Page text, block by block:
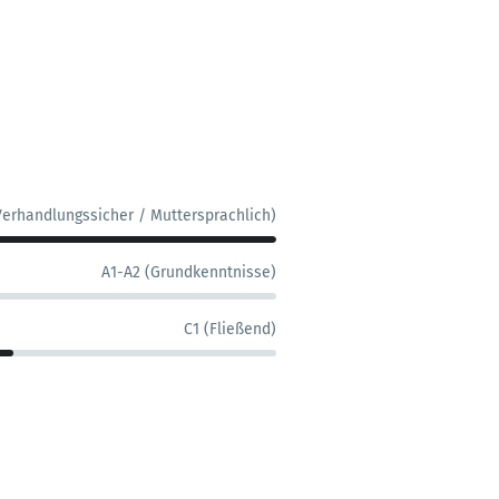
/ Muttersprachlich)
A1-A2 (Grundkenntnisse)
C1 (Fließend)